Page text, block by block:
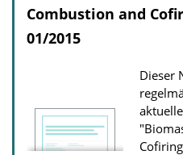
Combustion and
01/2015
Dieser